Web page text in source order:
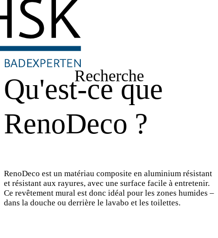
Recherche
Qu'est-ce que
RenoDeco ?
RenoDeco est un matériau composite en aluminium résistant
et résistant aux rayures, avec une surface facile à entretenir.
Ce revêtement mural est donc idéal pour les zones humides –
dans la douche ou derrière le lavabo et les toilettes.